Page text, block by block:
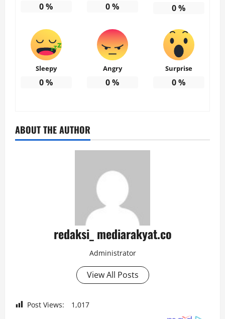
0% 0% 0%
Sleepy
0%
Angry
0%
Surprise
0%
ABOUT THE AUTHOR
redaksi_ mediarakyat.co
Administrator
View All Posts
Post Views: 1,017